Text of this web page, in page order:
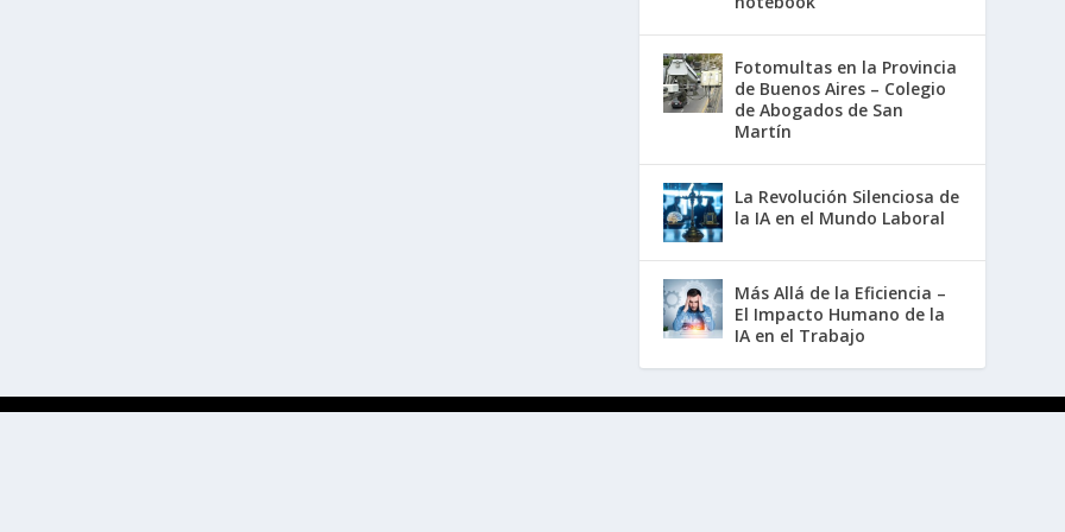
Fotomultas en la Provincia
de Buenos Aires – Colegio
de Abogados de San
Martín
La Revolución Silenciosa de
la IA en el Mundo Laboral
Más Allá de la Eficiencia –
El Impacto Humano de la
IA en el Trabajo